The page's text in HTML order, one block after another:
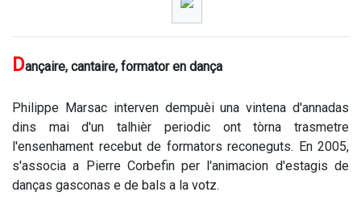
Dançaire, cantaire, formator en dança
Philippe Marsac interven dempuèi una vintena d'annadas
dins mai d'un talhièr periodic ont tòrna trasmetre
l'ensenhament recebut de formators reconeguts. En 2005,
s'associa a Pierre Corbefin per l'animacion d'estagis de
danças gasconas e de bals a la votz.